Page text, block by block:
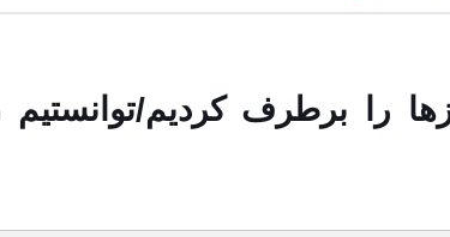
را برطرف کردیم/